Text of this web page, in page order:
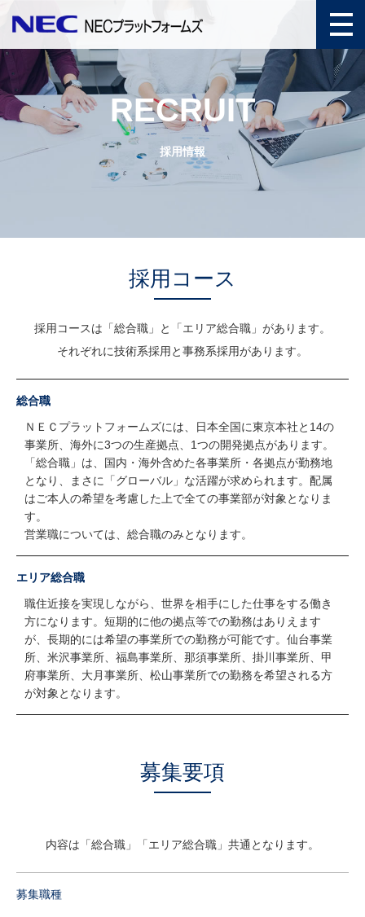
RECRUIT
採用情報
採用コース
採用コースは「総合職」と「エリア総合職」があります。
それぞれに技術系採用と事務系採用があります。
総合職
ＮＥＣプラットフォームズには、日本全国に東京本社と14の
事業所、海外に3つの生産拠点、1つの開発拠点があります。
「総合職」は、国内・海外含めた各事業所・各拠点が勤務地
となり、まさに「グローバル」な活躍が求められます。配属
はご本人の希望を考慮した上で全ての事業部が対象となりま
す。
営業職については、総合職のみとなります。
エリア総合職
職住近接を実現しながら、世界を相手にした仕事をする働き
方になります。短期的に他の拠点等での勤務はありえます
が、長期的には希望の事業所での勤務が可能です。仙台事業
所、米沢事業所、福島事業所、那須事業所、掛川事業所、甲
府事業所、大月事業所、松山事業所での勤務を希望される方
が対象となります。
募集要項
内容は「総合職」「エリア総合職」共通となります。
募集職種